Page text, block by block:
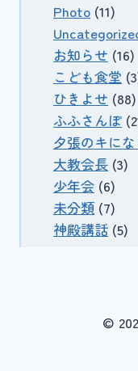
Photo (11)
お知らせ (16)
こども食堂
ひきよせ (88)
ふふさんぽ
夕張のキに
大教会長 (3)
少年会 (6)
未分類 (7)
神殿講話 (5)
©